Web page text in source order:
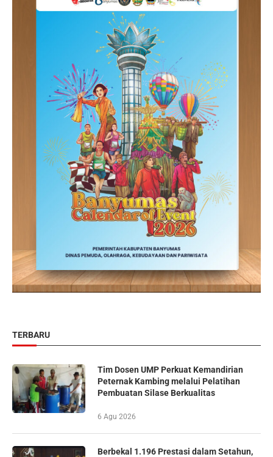
TERBARU
Tim Dosen UMP Perkuat Kemandirian
Peternak Kambing melalui Pelatihan
Pembuatan Silase Berkualitas
6 Agu 2026
Berbekal 1.196 Prestasi dalam Setahun,